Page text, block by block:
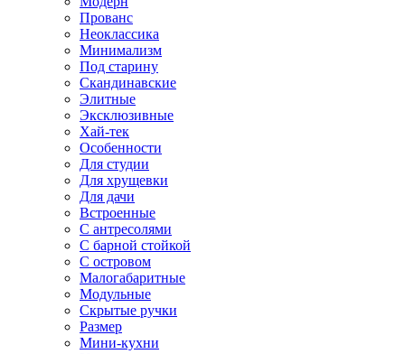
Прованс
Неоклассика
Минимализм
Под старину
Скандинавские
Элитные
Эксклюзивные
Хай-тек
Особенности
Для студии
Для хрущевки
Для дачи
Встроенные
С антресолями
С барной стойкой
С островом
Малогабаритные
Модульные
Скрытые ручки
Размер
Мини-кухни